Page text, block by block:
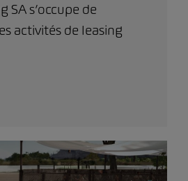
SA s’occupe de
activités de leasing